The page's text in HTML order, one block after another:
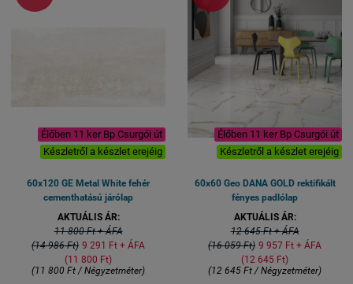
Élőben 11 ker Bp Csurgói út
Készletről a készlet erejéig
60x120 GE Metal White fehér
cementhatású járólap
AKTUÁLIS ÁR:
11 800 Ft + ÁFA
(14 986 Ft) 9 291 Ft + ÁFA
(11 800 Ft)
(11 800 Ft / Négyzetméter)
Élőben 11 ker Bp Csurgói út
Készletről a készlet erejéig
60x60 Geo DANA GOLD rektifikált
fényes padlólap
AKTUÁLIS ÁR:
12 645 Ft + ÁFA
(16 059 Ft) 9 957 Ft + ÁFA
(12 645 Ft)
(12 645 Ft / Négyzetméter)